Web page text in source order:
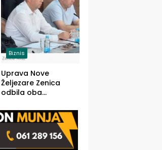
Biznis
Uprava Nove
Željezare Zenica
odbila oba
FBiH: Ustrajni da je
stečaj jedino rješenje